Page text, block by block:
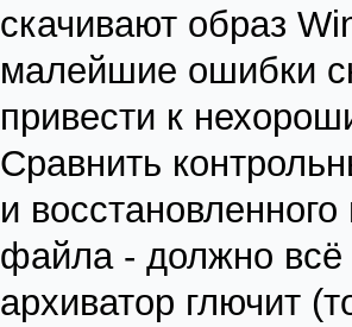
скачивают образ
малейшие ошибки
привести к
Сравнить
и
файла - должно всё
архиватор глючит